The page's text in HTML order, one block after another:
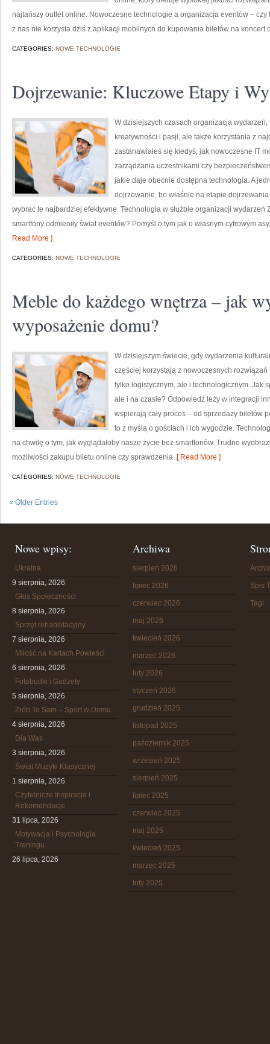
najtańszy outlet online. Nowoczesne technologie a organizacja eventów – czy
z nas nie korzysta dziś z aplikacji mobilnych do kupowania biletów na koncert
CATEGORIES: NOWE TECHNOLOGIE
Dojrzewanie: Kluczowe Etapy i
W dzisiejszych czasach organizacja
kreatywności i pasji, ale także korzystania z
zastanawiałeś się kiedyś, jak nowoczesne IT
zarządzania uczestnikami czy
jakie daje obecnie dostępna technologia. A
dojrzewanie, bo właśnie na etapie
wybrać te najbardziej efektywne. Technologia w służbie organizacji wydarzeń
smartfony odmieniły świat eventów? Pomyśl o tym jak o własnym cyfrowym
Read More ]
CATEGORIES: NOWE TECHNOLOGIE
Meble do każdego wnętrza – jak
wyposażenie domu?
W dzisiejszym świecie, gdy wydarzenia
częściej korzystają z nowoczesnych
tylko logistycznym, ale i technologicznym. Jak
ale i na czasie? Odpowiedź leży w integracji
wspierają cały proces – od sprzedaży biletów
to z myślą o gościach i ich wygodzie.
na chwilę o tym, jak wyglądałoby nasze życie bez smartfonów. Trudno
możliwości zakupu biletu online czy sprawdzenia [ Read More ]
CATEGORIES: NOWE TECHNOLOGIE
« Older Entries
Nowe wpisy:
Ukraina
9 sierpnia, 2026
Głos Społeczności
8 sierpnia, 2026
Sprzęt rehabilitacyjny
7 sierpnia, 2026
Miłość na Kartach Powieści
6 sierpnia, 2026
Fotobudki i Gadżety
5 sierpnia, 2026
Zrób To Sam – Sport w Domu
4 sierpnia, 2026
Dla Was
3 sierpnia, 2026
Świat Muzyki Klasycznej
1 sierpnia, 2026
Czytelnicze Inspiracje i
Rekomendacje
31 lipca, 2026
Motywacja i Psychologia
Treningu
26 lipca, 2026
Archiwa
sierpień 2026
lipiec 2026
czerwiec 2026
maj 2026
kwiecień 2026
marzec 2026
luty 2026
styczeń 2026
grudzień 2025
listopad 2025
październik 2025
wrzesień 2025
sierpień 2025
lipiec 2025
czerwiec 2025
maj 2025
kwiecień 2025
marzec 2025
luty 2025
Spis
Tagi